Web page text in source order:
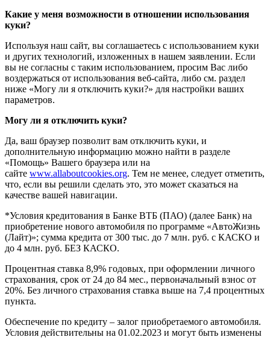
Какие у меня возможности в отношении использования
куки?
Используя наш сайт, вы соглашаетесь с использованием куки
и других технологий, изложенных в нашем заявлении. Если
вы не согласны с таким использованием, просим Вас либо
воздержаться от использования веб-сайта, либо см. раздел
ниже «Могу ли я отключить куки?» для настройки ваших
параметров.
Могу ли я отключить куки?
Да, ваш браузер позволит вам отключить куки, и
дополнительную информацию можно найти в разделе
«Помощь» Вашего браузера или на
сайте www.allaboutcookies.org. Тем не менее, следует отметить,
что, если вы решили сделать это, это может сказаться на
качестве вашей навигации.
*Условия кредитования в Банке ВТБ (ПАО) (далее Банк) на
приобретение нового автомобиля по программе «АвтоЖизнь
(Лайт)»; сумма кредита от 300 тыс. до 7 млн. руб. с КАСКО и
до 4 млн. руб. БЕЗ КАСКО.
Процентная ставка 8,9% годовых, при оформлении личного
страхования, срок от 24 до 84 мес., первоначальный взнос от
20%. Без личного страхования ставка выше на 7,4 процентных
пункта.
Обеспечение по кредиту – залог приобретаемого автомобиля.
Условия действительны на 01.02.2023 и могут быть изменены